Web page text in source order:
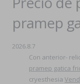
pramep
2026.8.7
Con anterior-
pramep gatica
cryesthesia